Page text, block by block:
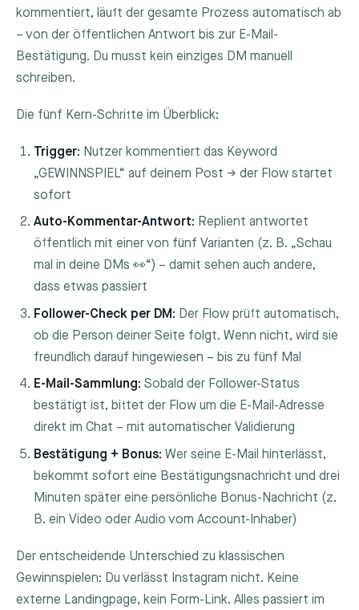
kommentiert, läuft der gesamte Prozess automatisch ab
– von der öffentlichen Antwort bis zur E-Mail-
Bestätigung. Du musst kein einziges DM manuell
schreiben.
Die fünf Kern-Schritte im Überblick:
Trigger: Nutzer kommentiert das Keyword
„GEWINNSPIEL“ auf deinem Post → der Flow startet
sofort
Auto-Kommentar-Antwort: Replient antwortet
öffentlich mit einer von fünf Varianten (z. B. „Schau
mal in deine DMs 👀“) – damit sehen auch andere,
dass etwas passiert
Follower-Check per DM: Der Flow prüft automatisch,
ob die Person deiner Seite folgt. Wenn nicht, wird sie
freundlich darauf hingewiesen – bis zu fünf Mal
E-Mail-Sammlung: Sobald der Follower-Status
bestätigt ist, bittet der Flow um die E-Mail-Adresse
direkt im Chat – mit automatischer Validierung
Bestätigung + Bonus: Wer seine E-Mail hinterlässt,
bekommt sofort eine Bestätigungsnachricht und drei
Minuten später eine persönliche Bonus-Nachricht (z.
B. ein Video oder Audio vom Account-Inhaber)
Der entscheidende Unterschied zu klassischen
Gewinnspielen: Du verlässt Instagram nicht. Keine
externe Landingpage, kein Form-Link. Alles passiert im